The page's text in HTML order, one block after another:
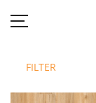
FILTER